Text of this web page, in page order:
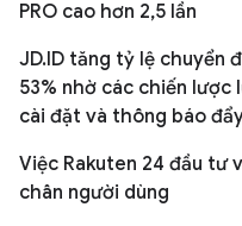
PRO cao hơn 2,5 lần
JD.ID tăng tỷ lệ chuyển
53% nhờ các chiến lược
cài đặt và thông báo
Việc Rakuten 24 đầu tư
chân người dùng